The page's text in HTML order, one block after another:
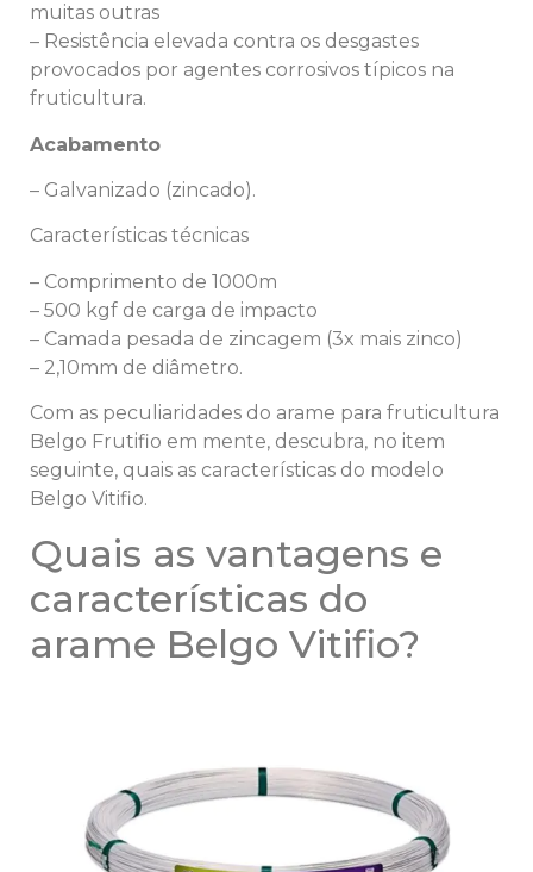
muitas outras
– Resistência elevada contra os desgastes
provocados por agentes corrosivos típicos na
fruticultura.
Acabamento
– Galvanizado (zincado).
Características técnicas
– Comprimento de 1000m
– 500 kgf de carga de impacto
– Camada pesada de zincagem (3x mais zinco)
– 2,10mm de diâmetro.
Com as peculiaridades do arame para fruticultura
Belgo Frutifio em mente, descubra, no item
seguinte, quais as características do modelo
Belgo Vitifio.
Quais as vantagens e
características do
arame Belgo Vitifio?